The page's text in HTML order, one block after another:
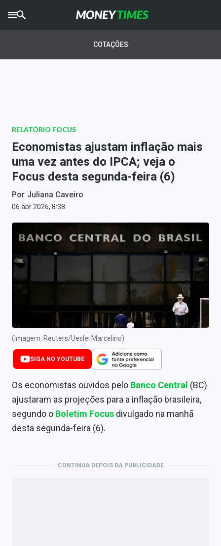
AGROTIMES
Newsletters
Anuncie
Últimas Notícias
Carteiras Recomendadas
Central de Dividendos
Central de Fundos Imobiliários
Central dos IPOs
Renda Fixa
Finanças Pessoais
Mercados
COTAÇÕES
RELATÓRIO FOCUS
Economistas ajustam inflação mais
uma vez antes do IPCA; veja o
Focus desta segunda-feira (6)
Por Juliana Caveiro
06 abr 2026, 8:38
(Imagem: Reuters/Ueslei Marcelino)
SIGA NO YOUTUBE
Os economistas ouvidos pelo Banco Central (BC)
ajustaram as projeções para a inflação brasileira,
segundo o Boletim Focus divulgado na manhã
desta segunda-feira (6).
CONTINUA DEPOIS DA PUBLICIDADE